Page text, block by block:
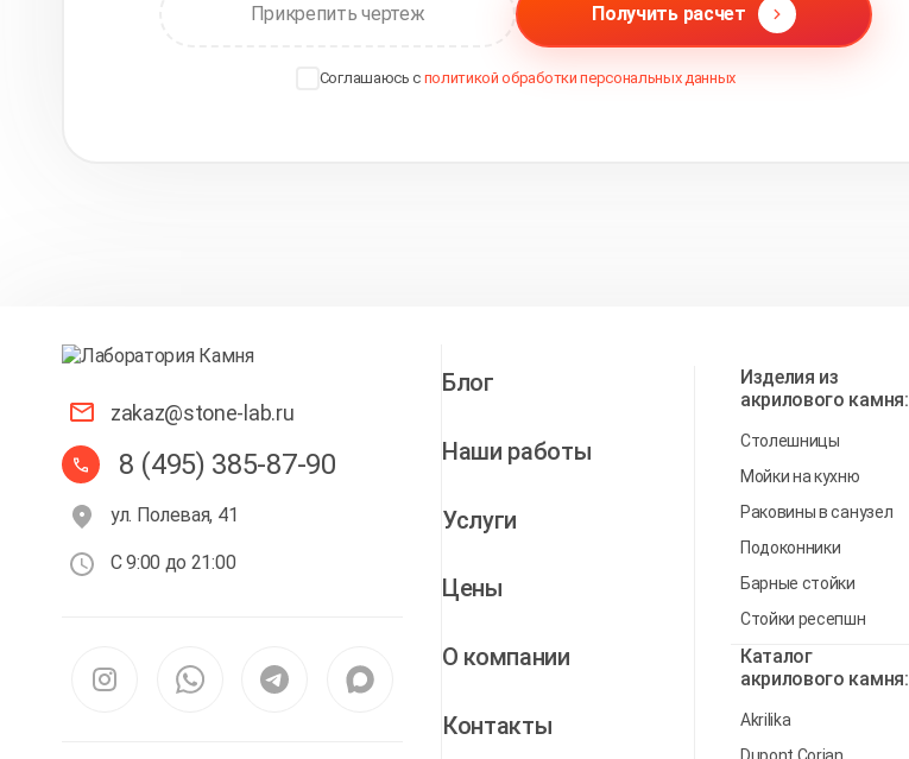
Прикрепить чертеж Получить расчет
Соглашаюсь с политикой обработки персональных данных
zakaz@stone-lab.ru
8 (495) 385-87-90
ул. Полевая, 41
С 9:00 до 21:00
Блог
Наши работы
Услуги
Цены
О компании
Контакты
Изделия из
акрилового камня:
Столешницы
Мойки на кухню
Раковины в санузел
Подоконники
Барные стойки
Стойки ресепшн
Каталог
акрилового камня:
Akrilika